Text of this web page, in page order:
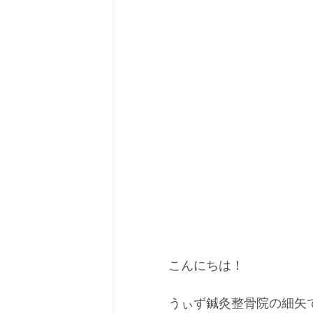
こんにちは！
うぃず鍼灸整骨院の細矢